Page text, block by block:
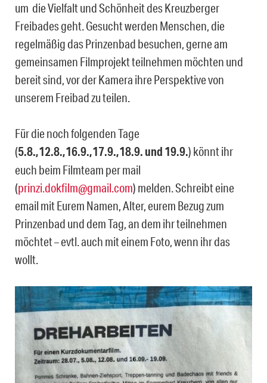
um die Vielfalt und Schönheit des Kreuzberger
Freibades geht. Gesucht werden Menschen, die
regelmäßig das Prinzenbad besuchen, gerne am
gemeinsamen Filmprojekt teilnehmen möchten und
bereit sind, vor der Kamera ihre Perspektive von
unserem Freibad zu teilen.
Für die noch folgenden Tage
(5.8.,12.8.,16.9.,17.9.,18.9. und 19.9.) könnt ihr
euch beim Filmteam per mail
(prinzi.dokfilm@gmail.com) melden. Schreibt eine
email mit Eurem Namen, Alter, eurem Bezug zum
Prinzenbad und dem Tag, an dem ihr teilnehmen
möchtet – evtl. auch mit einem Foto, wenn ihr das
wollt.